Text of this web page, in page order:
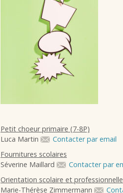
Petit choeur primaire (7-8P)
Luca Martin
Contacter par email
Fournitures scolaires
Séverine Maillard
Contacter par
Orientation scolaire et professionnelle
Marie-Thérèse Zimmermann